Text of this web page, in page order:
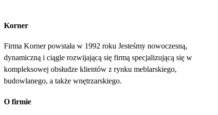
Korner
Firma Korner powstała w 1992 roku Jesteśmy nowoczesną,
dynamiczną i ciągle rozwijającą się firmą specjalizującą się w
kompleksowej obsłudze klientów z rynku meblarskiego,
budowlanego, a także wnętrzarskiego.
O firmie